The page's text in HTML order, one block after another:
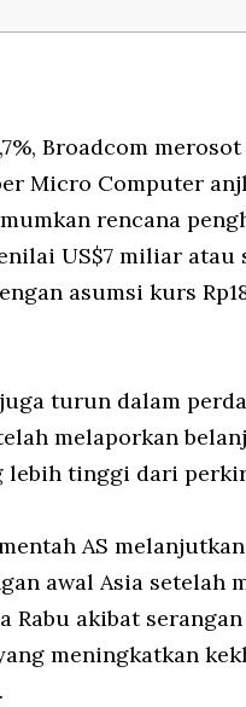
Broadcom merosot
Micro Computer
rencana
US$7 miliar atau
asumsi kurs
turun dalam
melaporkan
lebih tinggi dari
AS
awal Asia setelah
Rabu akibat serangan
meningkatkan